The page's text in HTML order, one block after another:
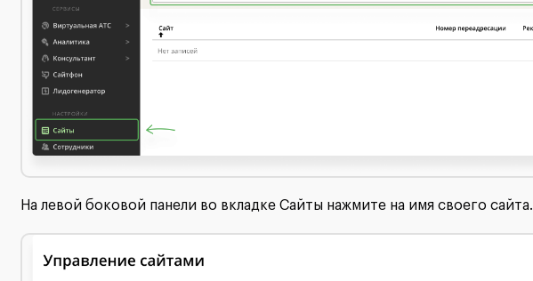
На левой боковой панели во вкладке Сайты нажмите на имя своего сайта.